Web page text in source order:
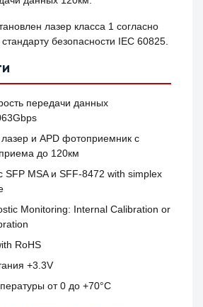
лазер класса 1 согласно
безопасности IEC 60825.
передачи данных
и APD фотоприемник с
до 120км
SFP MSA и SFF-8472 with simplex
Monitoring: Internal Calibration or
RoHS
+3.3V
от 0 до +70°C